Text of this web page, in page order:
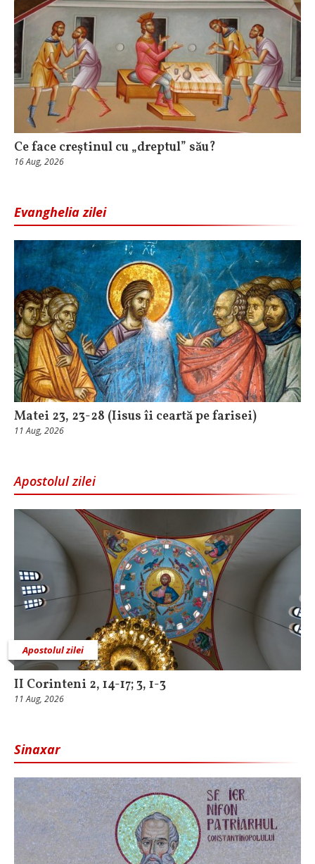
Ce face creștinul cu „dreptul” său?
16 Aug, 2026
Evanghelia zilei
Matei 23, 23-28 (Iisus îi ceartă pe farisei)
11 Aug, 2026
Apostolul zilei
Apostolul zilei
II Corinteni 2, 14-17; 3, 1-3
11 Aug, 2026
Sinaxar